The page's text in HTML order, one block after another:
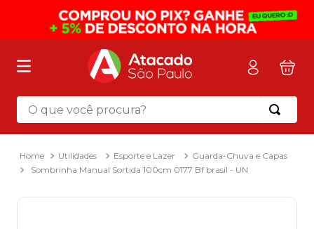
O que você procura?
Utilidades Esporte e Lazer
Guarda-Chuva e Capas
Sombrinha Manual Sortida 100cm 0177 Bf brasil - UN
Termos mais buscados
mochila
2º sacola
3º mala